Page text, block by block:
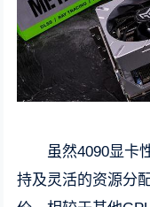
虽然4090显卡
持及灵活的资源分